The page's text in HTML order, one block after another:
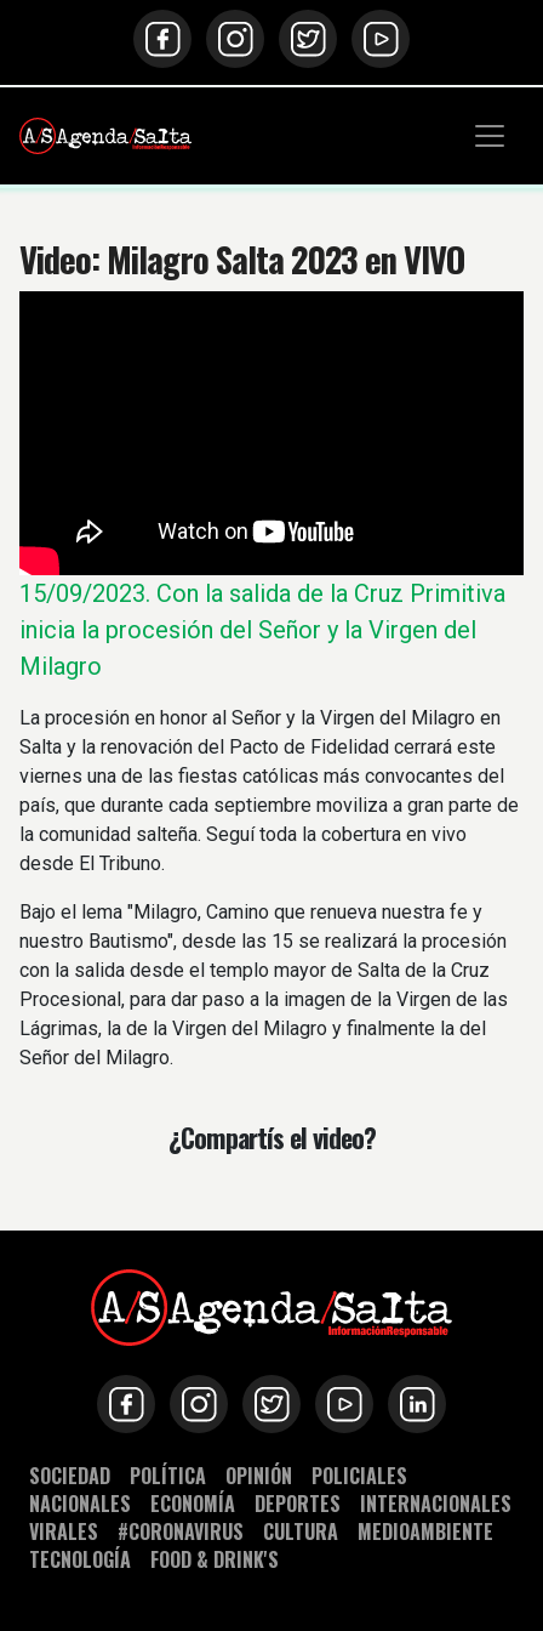
Video: Milagro Salta 2023 en VIVO
15/09/2023. Con la salida de la Cruz Primitiva
inicia la procesión del Señor y la Virgen del
Milagro
La procesión en honor al Señor y la Virgen del Milagro en
Salta y la renovación del Pacto de Fidelidad cerrará este
viernes una de las fiestas católicas más convocantes del
país, que durante cada septiembre moviliza a gran parte de
la comunidad salteña. Seguí toda la cobertura en vivo
desde El Tribuno.
Bajo el lema "Milagro, Camino que renueva nuestra fe y
nuestro Bautismo", desde las 15 se realizará la procesión
con la salida desde el templo mayor de Salta de la Cruz
Procesional, para dar paso a la imagen de la Virgen de las
Lágrimas, la de la Virgen del Milagro y finalmente la del
Señor del Milagro.
¿Compartís el video?
SOCIEDAD POLÍTICA OPINIÓN
POLICIALES
NACIONALES
ECONOMÍA DEPORTES
INTERNACIONALES
VIRALES
#CORONAVIRUS CULTURA
MEDIOAMBIENTE
TECNOLOGÍA
FOOD & DRINK'S